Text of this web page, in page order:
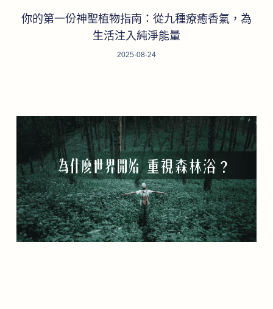
你的第一份神聖植物指南：從九種療癒香氣，為
生活注入純淨能量
2025-08-24